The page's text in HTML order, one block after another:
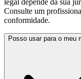
legal depende da sua
Consulte um
conformidade.
Posso usar para o meu